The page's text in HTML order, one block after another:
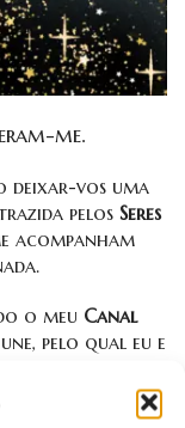
me.
deixar-vos uma
pelos Seres
acompanham
o meu Canal
pelo qual eu e